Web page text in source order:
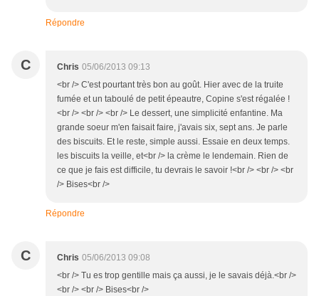
Répondre
C Chris 05/06/2013 09:13
<br /> C'est pourtant très bon au goût. Hier avec de la truite
fumée et un taboulé de petit épeautre, Copine s'est régalée !
<br /> <br /> <br /> Le dessert, une simplicité enfantine. Ma
grande soeur m'en faisait faire, j'avais six, sept ans. Je parle
des biscuits. Et le reste, simple aussi. Essaie en deux temps.
les biscuits la veille, et<br /> la crème le lendemain. Rien de
ce que je fais est difficile, tu devrais le savoir !<br /> <br /> <br
/> Bises<br />
Répondre
C Chris 05/06/2013 09:08
<br /> Tu es trop gentille mais ça aussi, je le savais déjà.<br />
<br /> <br /> Bises<br />